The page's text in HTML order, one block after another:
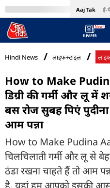
Aaj Tak ई-
MumbaiTak
Hindi News लाइफस्टाइल
How to Make
डिग्री की गर्मी और लू में
बस रोज सुबह पिएं
आम पन्ना
How to Make Pudina
चिलचिलाती गर्मी और लू से
ठंडा रखना चाहते हैं तो आम
है. यहां हम आपको इसकी